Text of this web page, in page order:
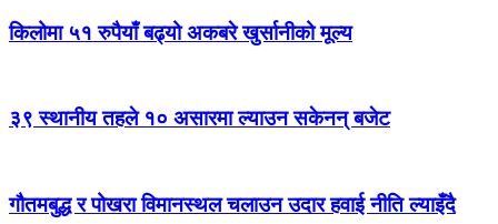
किलोमा ५१ रुपैयाँ बढ्यो अकबरे खुर्सानीको मूल्य
३९ स्थानीय तहले १० असारमा ल्याउन सकेनन् बजेट
गौतमबुद्ध र पोखरा विमानस्थल चलाउन उदार हवाई नीति ल्याइँदै